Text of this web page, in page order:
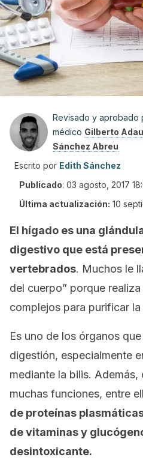
Revisado y aprobado
médico Gilberto
Sánchez Abreu
Escrito por Edith Sánchez
Publicado: 03 agosto, 2017
Última actualización: 10
El hígado es una
digestivo que está
vertebrados. Muchos le
del cuerpo” porque
complejos para purificar la
Es uno de los órganos
digestión, especialmente
mediante la bilis.
muchas funciones, entre
de proteínas
de vitaminas y
desintoxicante.